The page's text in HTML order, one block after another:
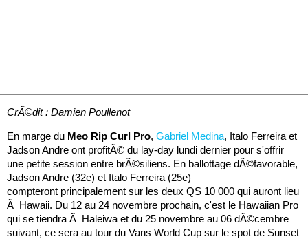
CrÃ©dit : Damien Poullenot
En marge du Meo Rip Curl Pro, Gabriel Medina, Italo Ferreira et
Jadson Andre ont profitÃ© du lay-day lundi dernier pour s'offrir
une petite session entre brÃ©siliens. En ballottage dÃ©favorable,
Jadson Andre (32e) et Italo Ferreira (25e)
compteront principalement sur les deux QS 10 000 qui auront lieu
Ã Hawaii. Du 12 au 24 novembre prochain, c'est le Hawaiian Pro
qui se tiendra Ã Haleiwa et du 25 novembre au 06 dÃ©cembre
suivant, ce sera au tour du Vans World Cup sur le spot de Sunset